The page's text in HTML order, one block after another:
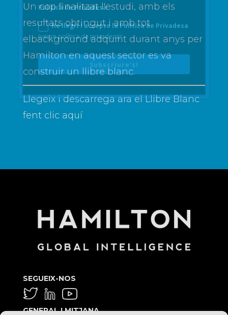
Un cop finalitzat l'estudi, amb els
resultats obtingut i amb tot
el backgroundadquirit durant anys per
Hamilton en aquest sector es va
construir un llibre blanc.
Llegeix i descarrega ara el Llibre Blanc
fent clic aquí
SEGUEIX-NOS
GENERAL I MITJANA
Política de Privadesa
He llegit i accepto la Política de Privadesa
(veure política de privadesa)
Subscriure's!